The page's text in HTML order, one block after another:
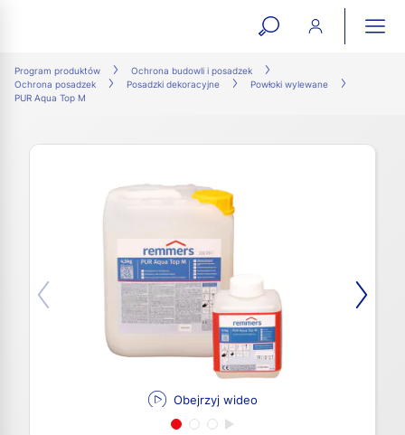
open
search
form
Program produktów
Ochrona budowli i posadzek
Ochrona posadzek
Posadzki dekoracyjne
Powłoki wylewane
PUR Aqua ​Top M
Obejrzyj wideo